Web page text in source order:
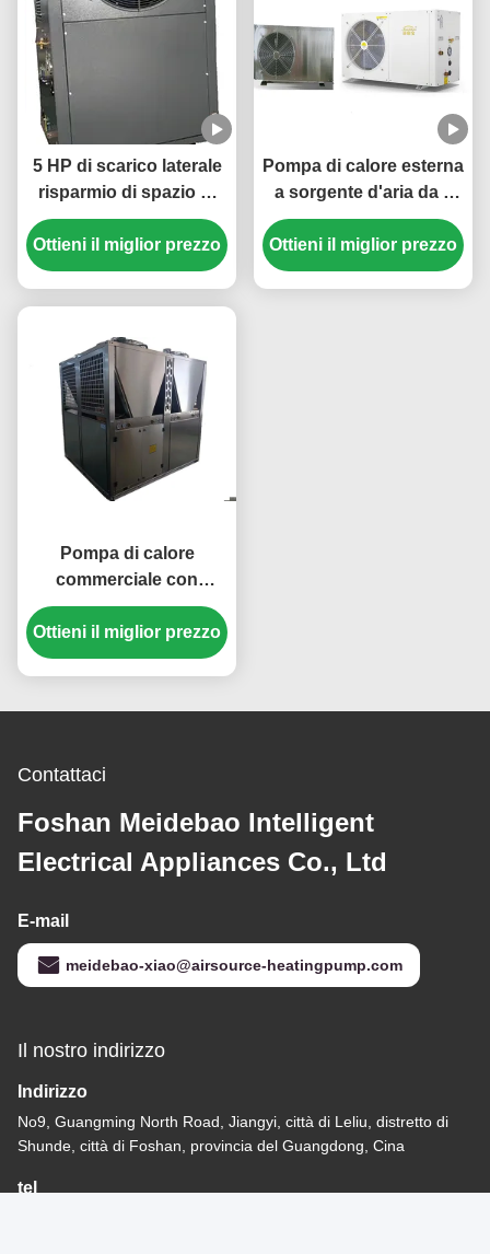
5 HP di scarico laterale
risparmio di spazio di
riscaldamento e
raffreddamento pompa
di calore per un
Ottieni il miglior prezzo
Pompa di calore esterna
a sorgente d'aria da 3
HP 220V con
refrigerante R32 per un
riscaldamento e un
Ottieni il miglior prezzo
Pompa di calore
commerciale con
refrigerante R410A ad
alta efficienza con
struttura in lamiera 304#
Ottieni il miglior prezzo
Contattaci
Foshan Meidebao Intelligent
Electrical Appliances Co., Ltd
E-mail
meidebao-xiao@airsource-heatingpump.com
Il nostro indirizzo
Indirizzo
No9, Guangming North Road, Jiangyi, città di Leliu, distretto di
Shunde, città di Foshan, provincia del Guangdong, Cina
tel